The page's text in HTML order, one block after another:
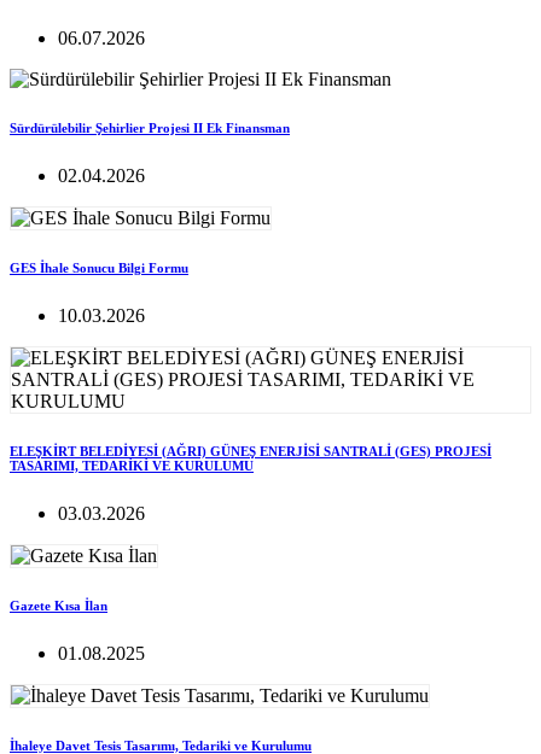
06.07.2026
Sürdürülebilir Şehirlier Projesi II Ek Finansman
02.04.2026
GES İhale Sonucu Bilgi Formu
10.03.2026
ELEŞKİRT BELEDİYESİ (AĞRI) GÜNEŞ ENERJİSİ SANTRALİ (GES) PROJESİ
TASARIMI, TEDARİKİ VE KURULUMU
03.03.2026
Gazete Kısa İlan
01.08.2025
İhaleye Davet Tesis Tasarımı, Tedariki ve Kurulumu